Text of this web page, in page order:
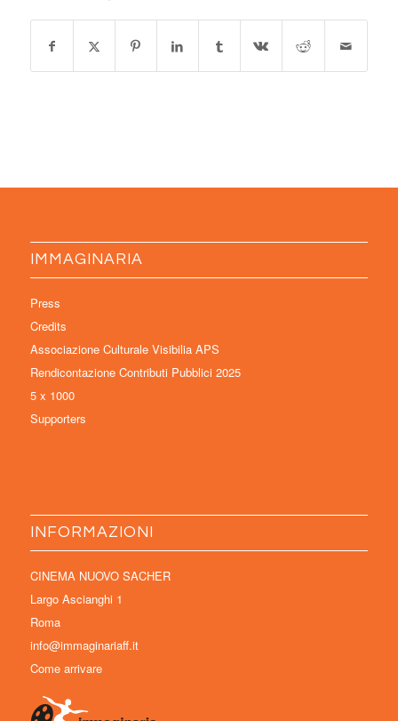
IMMAGINARIA
Press
Credits
Associazione Culturale Visibilia APS
Rendicontazione Contributi Pubblici 2025
5 x 1000
Supporters
INFORMAZIONI
CINEMA NUOVO SACHER
Largo Ascianghi 1
Roma
info@immaginariaff.it
Come arrivare